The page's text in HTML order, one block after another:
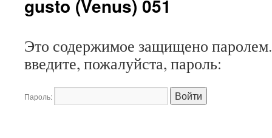
gusto (Venus) 051
Это содержимое защищено
введите, пожалуйста, пароль:
Пароль: